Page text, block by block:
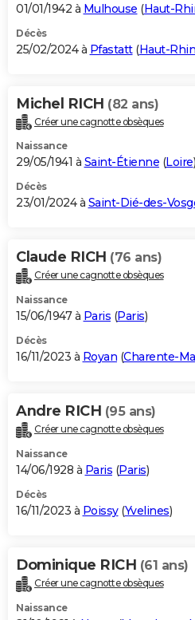
01/01/1942 à Mulhouse (Haut-
Décès
25/02/2024 à Pfastatt(Haut-Rhin
Michel RICH (82 ans)
Créer une cagnotte obsèques
Naissance
29/05/1941 à Saint-Étienne (Loire)
Décès
23/01/2024 à Saint-Dié-des-
Claude RICH (76 ans)
Créer une cagnotte obsèques
Naissance
15/06/1947 à Paris (Paris)
Décès
16/11/2023 à Royan (Charente-
Andre RICH (95 ans)
Créer une cagnotte obsèques
Naissance
14/06/1928 à Paris (Paris)
Décès
16/11/2023 à Poissy(Yvelines)
Dominique RICH (61 ans)
Créer une cagnotte obsèques
Naissance